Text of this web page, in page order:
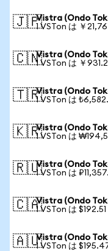
🇯🇵Vistra (Ondo
1 VSTon は ￥
🇨🇳Vistra (Ondo
1 VSTon は ￥
🇹🇷Vistra (Ondo
1 VSTon は
🇰🇷Vistra (Ondo
1 VSTon は
🇷🇺Vistra (Ondo
1 VSTon は
🇨🇦Vistra (Ondo
1 VSTon は
🇦🇺Vistra (Ondo
1 VSTon は